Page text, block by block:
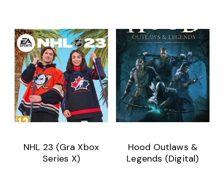
NHL 23 (Gra Xbox
Series X)
Hood Outlaws &
Legends (Digital)